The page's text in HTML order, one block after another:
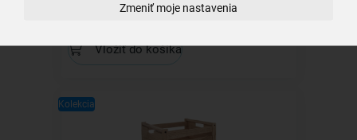
Zmeniť moje nastavenia
Vložiť do košíka
Kolekcia